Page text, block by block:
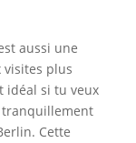
aussi une
plus
idéal si tu veux
Cette